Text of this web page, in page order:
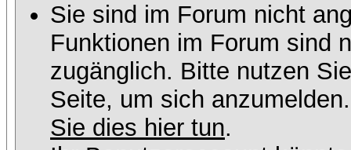
Sie sind im Forum nicht
Funktionen im Forum sind
zugänglich. Bitte nutzen
Seite, um sich
Sie dies hier tun.